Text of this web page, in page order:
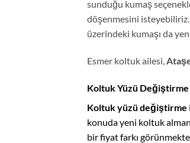
sunduğu kumaş
döşenmesini
üzerindeki kumaşı da
Esmer koltuk ailesi,
Koltuk Yüzü Değiştirme
Koltuk yüzü değiştirme
konuda yeni koltuk
bir fiyat farkı